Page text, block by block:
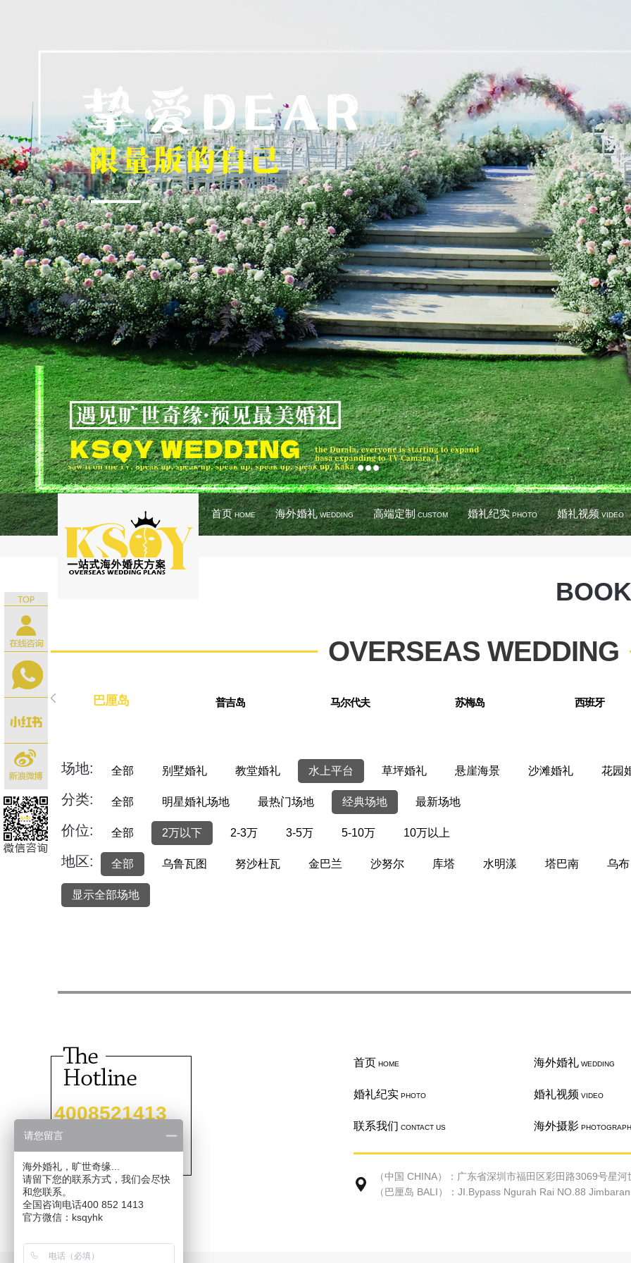
首页HOME 海外婚礼WEDDING 高端定制CUSTOM 婚礼纪实PHOTO 婚礼视频VIDEO
OVERSEAS WEDDING
巴厘岛 普吉岛 马尔代夫 苏梅岛 西班牙
场地: 全部 别墅婚礼 教堂婚礼 水上平台 草坪婚礼 悬崖海景 沙滩婚礼 花园
分类: 全部 明星婚礼场地 最热门场地 经典场地 最新场地
价位: 全部 2万以下 2-3万 3-5万 5-10万 10万以上
地区: 全部 乌鲁瓦图 努沙杜瓦 金巴兰 沙努尔 库塔 水明漾 塔巴南 乌布
显示全部场地
4008521413
首页 HOME 海外婚礼 WEDDING
婚礼纪实 PHOTO 婚礼视频 VIDEO
联系我们 CONTACT US 海外摄影
（中国 CHINA）：广东省深圳市福田区彩田路3069号星
（巴厘岛 BALI）：JI.Bypass Ngurah Rai NO.88
请您留言
海外婚礼，旷世奇缘...
请留下您的联系方式，我们会尽快
和您联系。
全国咨询电话400 852 1413
官方微信：ksqyhk